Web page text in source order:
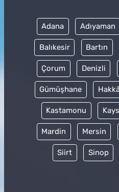
Adana Adıyaman
Balıkesir Bartın
Çorum Denizli
Gümüşhane
Kastamonu
Mardin Mersin
Siirt Sinop